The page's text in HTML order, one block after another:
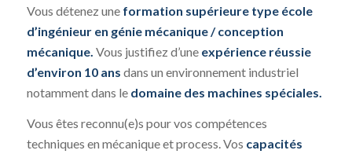
Vous détenez une formation supérieure type école
d’ingénieur en génie mécanique / conception
mécanique. Vous justifiez d’une expérience réussie
d’environ 10 ans dans un environnement industriel
notamment dans le domaine des machines spéciales.
Vous êtes reconnu(e)s pour vos compétences
techniques en mécanique et process. Vos capacités